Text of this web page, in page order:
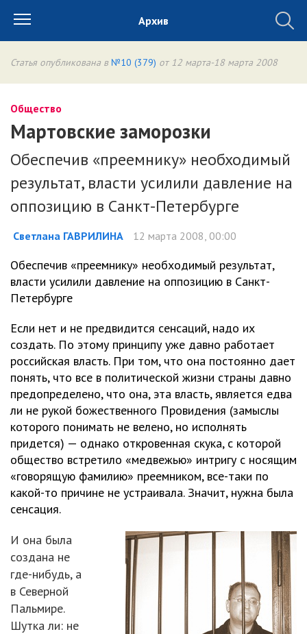
Архив
Статья опубликована в №10 (379) от 12 марта-18 марта 2008
Общество
Мартовские заморозки
Обеспечив «преемнику» необходимый
результат, власти усилили давление на
оппозицию в Санкт-Петербурге
Светлана ГАВРИЛИНА 12 марта 2008, 00:00
Обеспечив «преемнику» необходимый результат,
власти усилили давление на оппозицию в Санкт-
Петербурге
Если нет и не предвидится сенсаций, надо их
создать. По этому принципу уже давно работает
российская власть. При том, что она постоянно дает
понять, что все в политической жизни страны давно
предопределено, что она, эта власть, является едва
ли не рукой божественного Провидения (замыслы
которого понимать не велено, но исполнять
придется) — однако откровенная скука, с которой
общество встретило «медвежью» интригу с носящим
«говорящую фамилию» преемником, все-таки по
какой-то причине не устраивала. Значит, нужна была
сенсация.
И она была
создана не
где-нибудь, а
в Северной
Пальмире.
Шутка ли: не